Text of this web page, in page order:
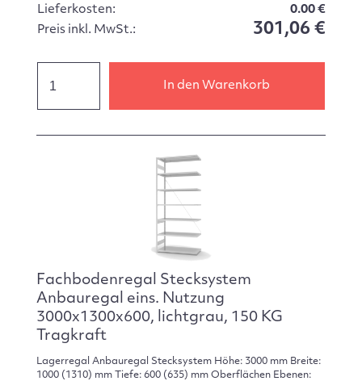
Lieferkosten:
0.00 €
Preis inkl. MwSt.:
301,06 €
In den Warenkorb
Fachbodenregal Stecksystem
Anbauregal eins. Nutzung
3000x1300x600, lichtgrau, 150 KG
Tragkraft
Lagerregal Anbauregal Stecksystem Höhe: 3000 mm Breite:
1000 (1310) mm Tiefe: 600 (635) mm Oberflächen Ebenen: